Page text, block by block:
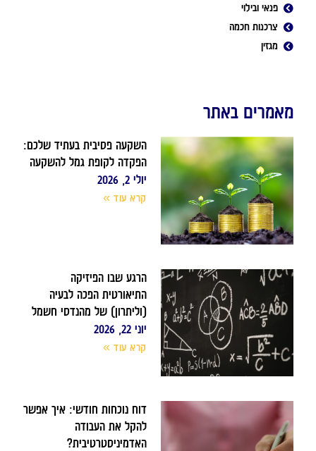
פנאי ובילוי
צרכנות חכמה
מגזין
מאמרים באתר
השקעה פסיבית בעתיד שלכם:
הפקדה לקופת גמל להשקעה
יולי 2, 2026
קרא עוד »
הרגע שבו הפיזיקה
התיאורטית הפכה לבעיה
(וליתרון) של מהנדסי חשמל
יוני 22, 2026
קרא עוד »
דוח נוכחות חודשי: איך אפשר
להקל את העבודה
האדמיניסטרטיבית?